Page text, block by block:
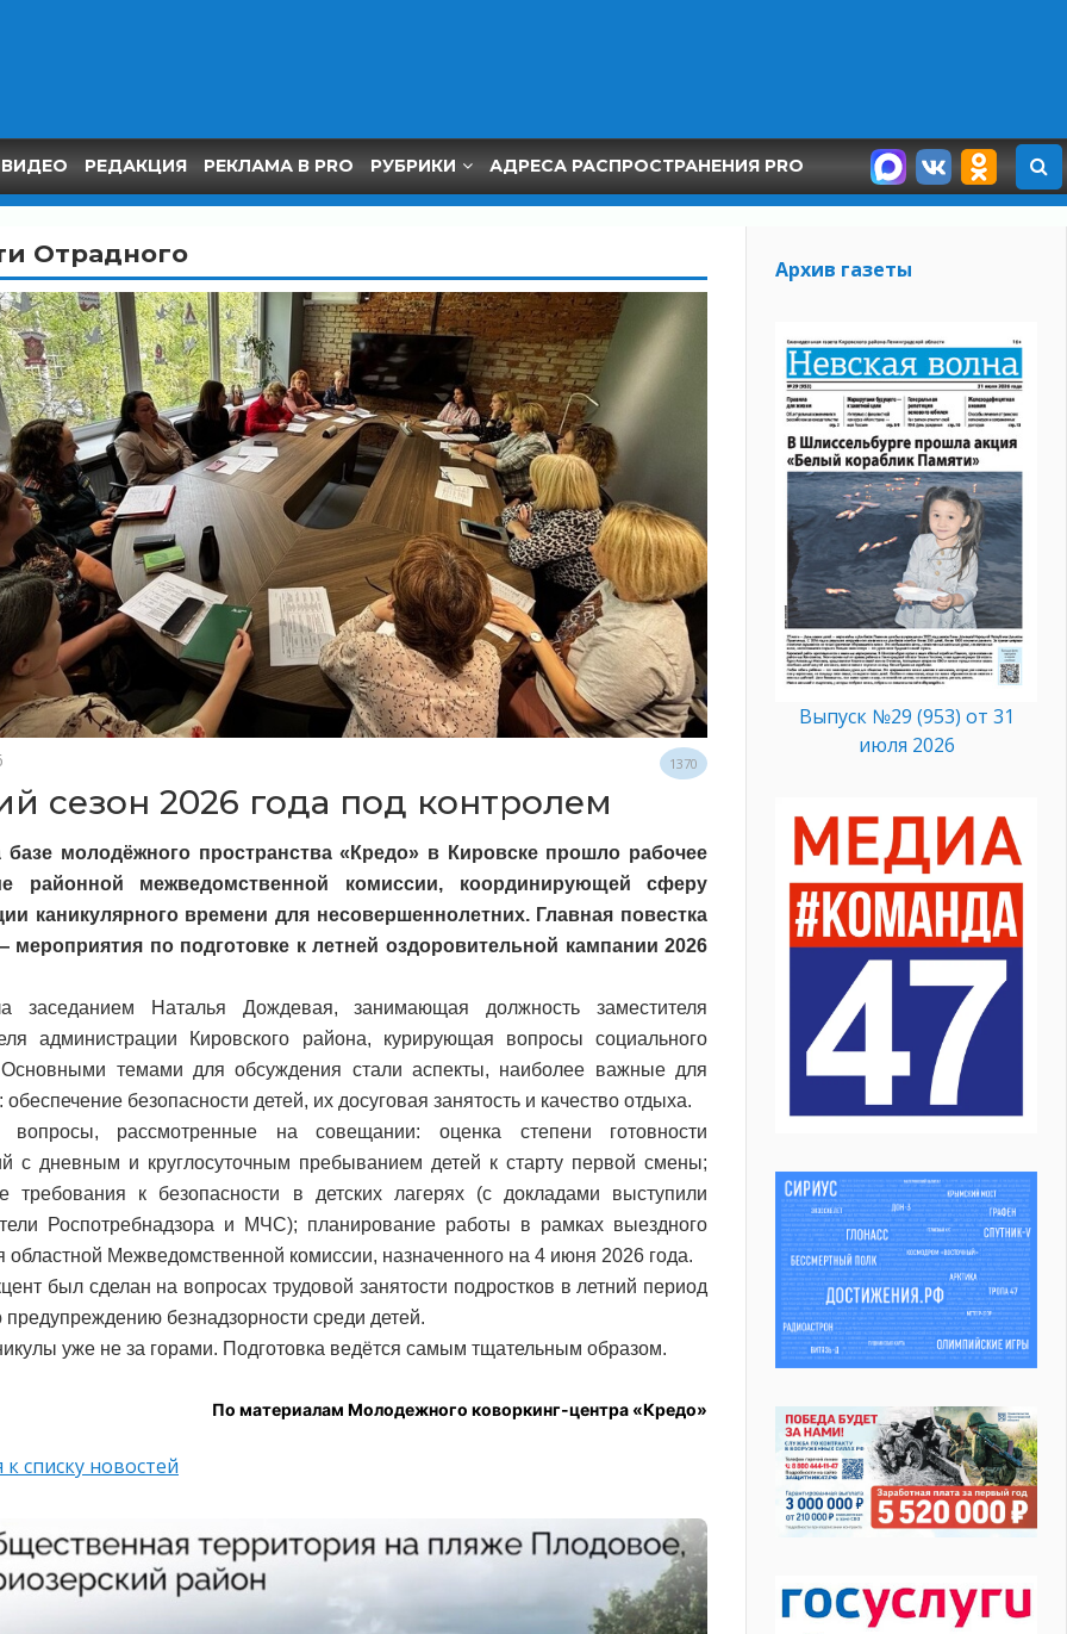
ВИДЕО РЕДАКЦИЯ РЕКЛАМА В PRO РУБРИКИ АДРЕСА РАСПРОСТРАНЕНИЯ PRO
Отрадного
1370
сезон 2026 года под контролем
базе молодёжного пространства «Кредо» в Кировске прошло рабочее
районной межведомственной комиссии, координирующей сферу
каникулярного времени для несовершеннолетних. Главная повестка
мероприятия по подготовке к летней оздоровительной кампании 2026
заседанием Наталья Дождевая, занимающая должность заместителя
администрации Кировского района, курирующая вопросы социального
Основными темами для обсуждения стали аспекты, наиболее важные для
обеспечение безопасности детей, их досуговая занятость и качество отдыха.
вопросы, рассмотренные на совещании: оценка степени готовности
с дневным и круглосуточным пребыванием детей к старту первой смены;
требования к безопасности в детских лагерях (с докладами выступили
Роспотребнадзора и МЧС); планирование работы в рамках выездного
областной Межведомственной комиссии, назначенного на 4 июня 2026 года.
был сделан на вопросах трудовой занятости подростков в летний период
предупреждению безнадзорности среди детей.
уже не за горами. Подготовка ведётся самым тщательным образом.
По материалам Молодежного коворкинг-центра «Кредо»
к списку новостей
Архив газеты
Выпуск №29 (953) от 31
июля 2026